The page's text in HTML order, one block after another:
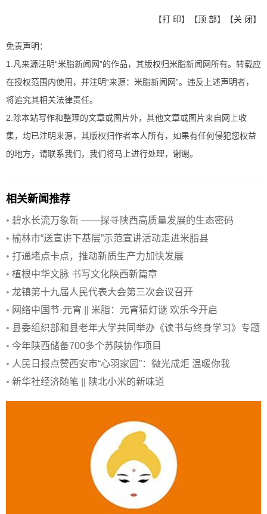
【打 印】【顶 部】【关 闭】
免责声明：
1.凡来源注明“米脂新闻网”的作品，其版权归米脂新闻网所有。转载应
在授权范围内使用，并注明“来源：米脂新闻网”。违反上述声明者，
将追究其相关法律责任。
2.除本站写作和整理的文章或图片外，其他文章或图片来自网上收
集，均已注明来源，其版权归作者本人所有，如果有任何侵犯您权益
的地方，请联系我们，我们将马上进行处理，谢谢。
相关新闻推荐
• 碧水长流万象新 ——探寻陕西高质量发展的生态密码
• 榆林市“送宣讲下基层”示范宣讲活动走进米脂县
• 打通堵点卡点，推动新质生产力加快发展
• 植根中华文脉 书写文化陕西新篇章
• 龙镇第十九届人民代表大会第三次会议召开
• 网络中国节·元宵 || 米脂：元宵猜灯谜 欢乐今开启
• 县委组织部和县老年大学共同举办《读书与终身学习》专题
讲座
• 今年陕西储备700多个苏陕协作项目
• 人民日报点赞西安市“心羽家园”：微光成炬 温暖你我
• 新华社经济随笔 || 陕北小米的新味道